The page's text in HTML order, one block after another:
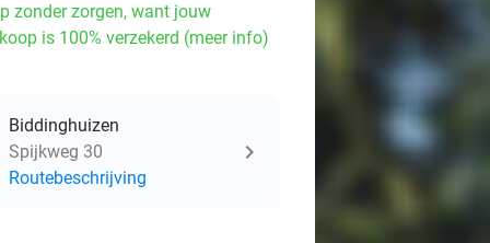
zonder zorgen, want jouw
is 100% verzekerd (meer info)
Biddinghuizen
Spijkweg 30
Routebeschrijving